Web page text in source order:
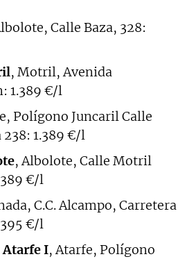
Calle Baza, 328:
, Motril, Avenida
1.389 €/l
Polígono Juncaril Calle
1.389 €/l
, Albolote, Calle Motril
€/l
C.C. Alcampo, Carretera
€/l
Atarfe I, Atarfe, Polígono